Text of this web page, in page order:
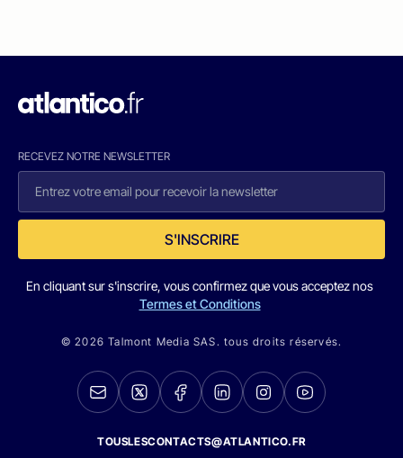
RECEVEZ NOTRE NEWSLETTER
S'INSCRIRE
En cliquant sur s'inscrire, vous confirmez que vous acceptez nos
Termes et Conditions
© 2026 Talmont Media SAS. tous droits réservés.
TOUSLESCONTACTS@ATLANTICO.FR